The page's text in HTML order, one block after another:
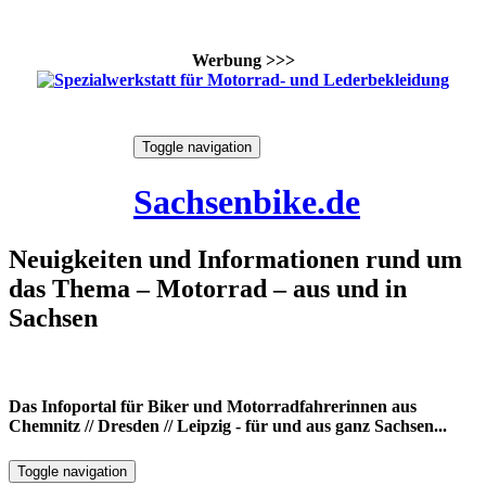
Werbung >>>
Toggle navigation
Sachsenbike.de
Neuigkeiten und Informationen rund um
das Thema – Motorrad – aus und in
Sachsen
Das Infoportal für Biker und Motorradfahrerinnen aus
Chemnitz // Dresden // Leipzig - für und aus ganz Sachsen...
Toggle navigation